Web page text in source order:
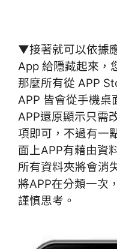
▼接著就可以依據
App 給隱藏起來，
那麼所有從 APP
APP 皆會從手機桌
APP還原顯示只需
項即可，不過有一
面上APP有藉由資
所有資料夾將會消
將APP在分類一次
謹慎思考。